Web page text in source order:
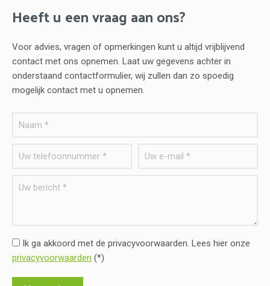
Heeft u een vraag aan ons?
Voor advies, vragen of opmerkingen kunt u altijd vrijblijvend
contact met ons opnemen. Laat uw gegevens achter in
onderstaand contactformulier, wij zullen dan zo spoedig
mogelijk contact met u opnemen.
Ik ga akkoord met de privacyvoorwaarden. Lees hier onze
privacyvoorwaarden (*)